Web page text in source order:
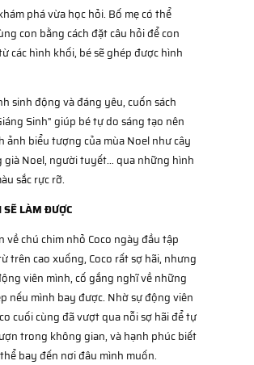
phá vừa học hỏi. Bố mẹ có thể
con bằng cách đặt câu hỏi để con
các hình khối, bé sẽ ghép được hình
sinh động và đáng yêu, cuốn sách
Sinh" giúp bé tự do sáng tạo nên
ảnh biểu tượng của mùa Noel như cây
già Noel, người tuyết… qua những hình
sắc rực rỡ.
LÀM ĐƯỢC
về chú chim nhỏ Coco ngày đầu tập
trên cao xuống, Coco rất sợ hãi, nhưng
viên mình, cố gắng nghĩ về những
nếu mình bay được. Nhờ sự động viên
cuối cùng đã vượt qua nỗi sợ hãi để tự
trong không gian, và hạnh phúc biết
bay đến nơi đâu mình muốn.